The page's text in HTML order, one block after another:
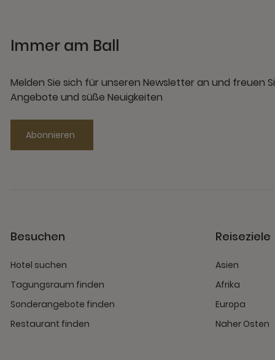
Immer am Ball
Melden Sie sich für unseren Newsletter an und freuen
Angebote und süße Neuigkeiten
Abonnieren
Besuchen
Hotel suchen
Tagungsraum finden
Sonderangebote finden
Restaurant finden
Reiseziele
Asien
Afrika
Europa
Naher Osten